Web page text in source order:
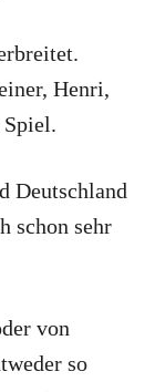
Henri,
Deutschland
schon sehr
von
so